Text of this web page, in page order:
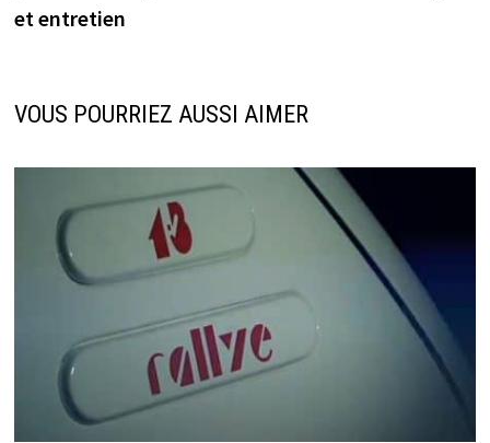
et entretien
VOUS POURRIEZ AUSSI AIMER